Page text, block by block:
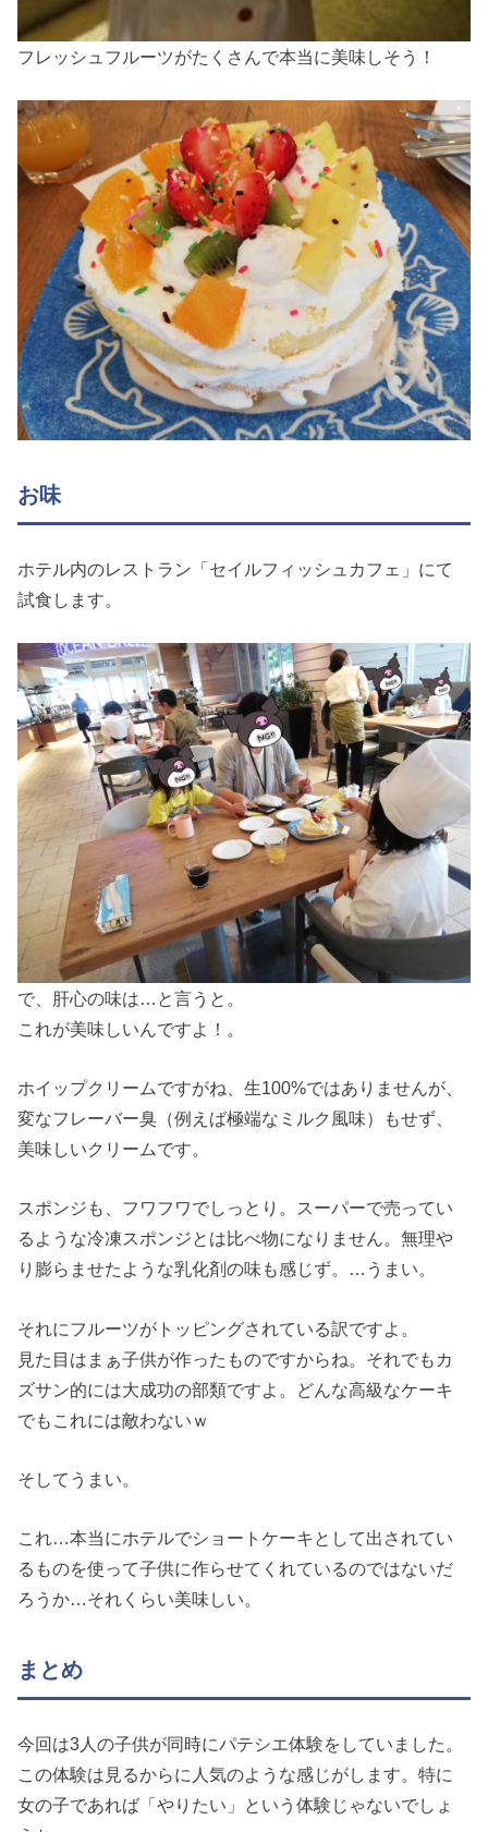
フレッシュフルーツがたくさんで本当に美味しそう！
お味
ホテル内のレストラン「セイルフィッシュカフェ」にて
試食します。
で、肝心の味は…と言うと。
これが美味しいんですよ！。
ホイップクリームですがね、生100%ではありませんが、
変なフレーバー臭（例えば極端なミルク風味）もせず、
美味しいクリームです。
スポンジも、フワフワでしっとり。スーパーで売ってい
るような冷凍スポンジとは比べ物になりません。無理や
り膨らませたような乳化剤の味も感じず。…うまい。
それにフルーツがトッピングされている訳ですよ。
見た目はまぁ子供が作ったものですからね。それでもカ
ズサン的には大成功の部類ですよ。どんな高級なケーキ
でもこれには敵わないｗ
そしてうまい。
これ…本当にホテルでショートケーキとして出されてい
るものを使って子供に作らせてくれているのではないだ
ろうか…それくらい美味しい。
まとめ
今回は3人の子供が同時にパテシエ体験をしていました。
この体験は見るからに人気のような感じがします。特に
女の子であれば「やりたい」という体験じゃないでしょ